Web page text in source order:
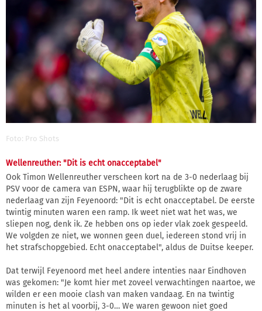
Foto: Pro Shots
Wellenreuther: "Dit is echt onacceptabel"
Ook Timon Wellenreuther verscheen kort na de 3-0 nederlaag bij
PSV voor de camera van ESPN, waar hij terugblikte op de zware
nederlaag van zijn Feyenoord: "Dit is echt onacceptabel. De eerste
twintig minuten waren een ramp. Ik weet niet wat het was, we
sliepen nog, denk ik. Ze hebben ons op ieder vlak zoek gespeeld.
We volgden ze niet, we wonnen geen duel, iedereen stond vrij in
het strafschopgebied. Echt onacceptabel", aldus de Duitse keeper.
Dat terwijl Feyenoord met heel andere intenties naar Eindhoven
was gekomen: "Je komt hier met zoveel verwachtingen naartoe, we
wilden er een mooie clash van maken vandaag. En na twintig
minuten is het al voorbij, 3-0… We waren gewoon niet goed